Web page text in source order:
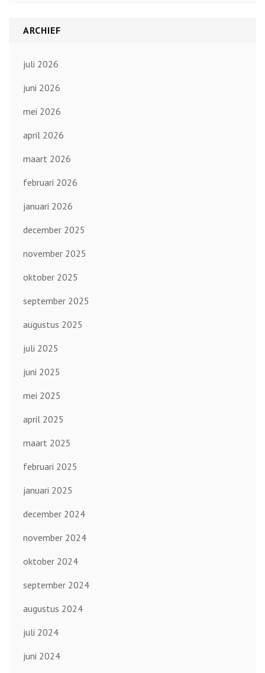
ARCHIEF
juli 2026
juni 2026
mei 2026
april 2026
maart 2026
februari 2026
januari 2026
december 2025
november 2025
oktober 2025
september 2025
augustus 2025
juli 2025
juni 2025
mei 2025
april 2025
maart 2025
februari 2025
januari 2025
december 2024
november 2024
oktober 2024
september 2024
augustus 2024
juli 2024
juni 2024